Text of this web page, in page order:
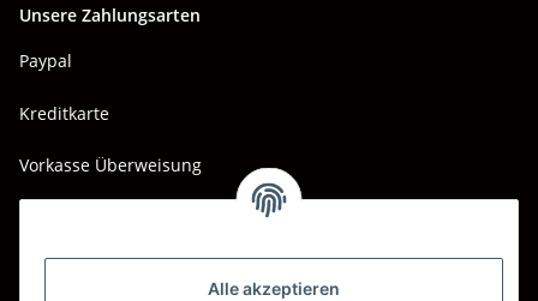
Alle akzeptieren
Unsere Zahlungsarten
Paypal
Kreditkarte
Vorkasse Überweisung
Wir versenden mit